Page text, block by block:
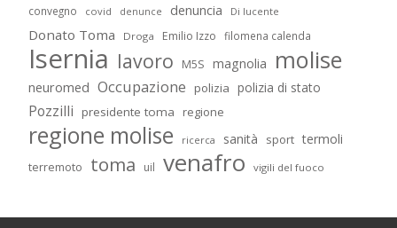
convegno covid denunce denuncia Di lucente
Donato Toma Droga Emilio Izzo filomena calenda
Isernia lavoro M5S magnolia molise
neuromed Occupazione polizia polizia di stato
Pozzilli presidente toma regione
regione molise ricerca sanità sport termoli
terremoto toma uil venafro vigili del fuoco